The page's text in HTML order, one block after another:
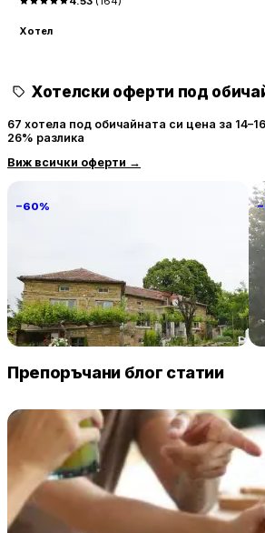
Хотел
Хотелски оферти под
67 хотела под обичайната си цена за
26% разлика
Виж всички оферти →
−60%
Villa Vin Santo
Винарово 89 € / нощувка
Препоръчани блог статии